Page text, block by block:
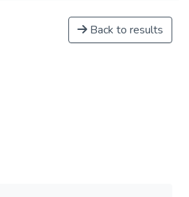
Back to results